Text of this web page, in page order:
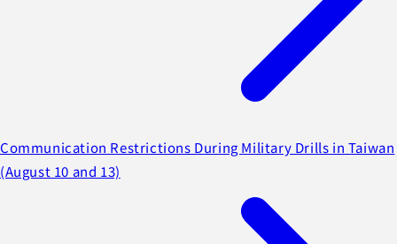
Communication Restrictions During Military Drills in Taiwan
(August 10 and 13)